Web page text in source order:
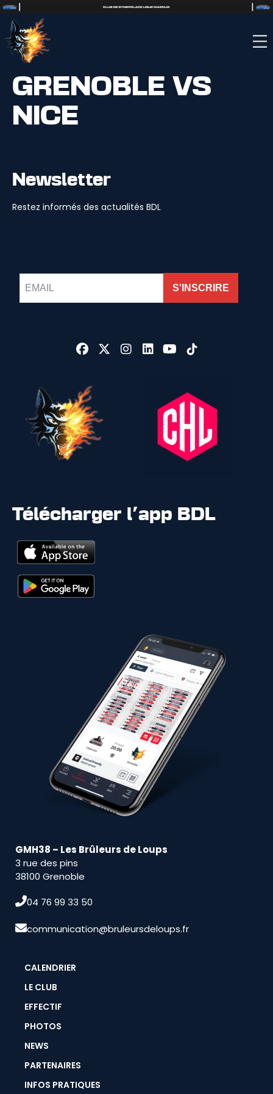
GRENOBLE VS
NICE
Newsletter
Restez informés des actualités BDL
S'INSCRIRE
CALENDRIER
LE CLUB
EFFECTIF
PHOTOS
NEWS
PARTENAIRES
INFOS PRATIQUES
GMH38 – Les Brûleurs de Loups
3 rue des pins
38100 Grenoble
04 76 99 33 50
communication@bruleursdeloups.fr
Télécharger l'app BDL